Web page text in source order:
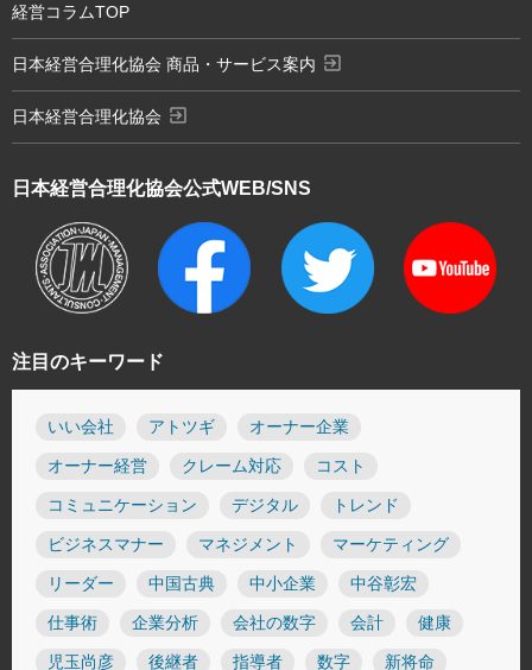
注目のキーワード
いい会社 アトツギ オーナー企業
オーナー経営 クレーム対応 コスト
コミュニケーション デジタル トレンド
ビジネスマナー マネジメント マーケティング
リーダー 中国古典 中小企業 中谷彰宏
仕事術 企業分析 会社の数字 会計 健康
児玉尚彦 後継者 指導者 数字 新将命
日本経営合理化協会公式WEB/SNS
経営コラムTOP
日本経営合理化協会 商品・サービス案内 exit_to_app
日本経営合理化協会 exit_to_app